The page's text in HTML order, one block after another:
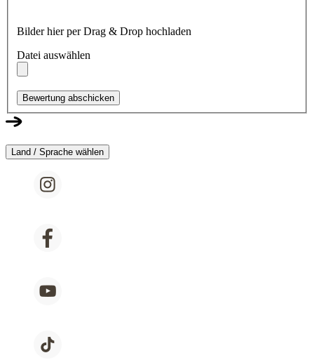
Bilder hier per Drag & Drop hochladen
Datei auswählen
Bewertung abschicken
Land / Sprache wählen